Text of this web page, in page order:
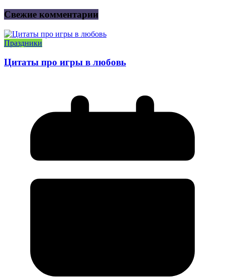
Свежие комментарии
Праздники
Цитаты про игры в любовь